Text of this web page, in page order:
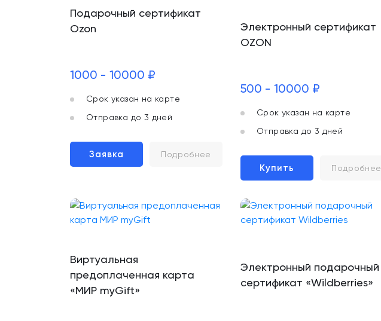
Подарочный сертификат
Ozon
1000 - 10000 ₽
Срок указан на карте
Отправка до 3 дней
Заявка Подробнее
Электронный сертификат
OZON
500 - 10000 ₽
Срок указан на карте
Отправка до 3 дней
Купить Подробнее
Виртуальная
предоплаченная карта
«МИР myGift»
Электронный подарочный
сертификат «Wildberries»